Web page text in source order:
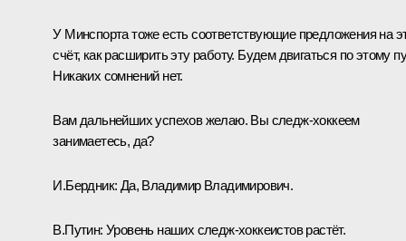
У Минспорта тоже есть соответствующие предложения на
счёт, как расширить эту работу. Будем двигаться по этому
Никаких сомнений нет.
Вам дальнейших успехов желаю. Вы следж-хоккеем
занимаетесь, да?
И.Бердник: Да, Владимир Владимирович.
В.Путин: Уровень наших следж-хоккеистов растёт.